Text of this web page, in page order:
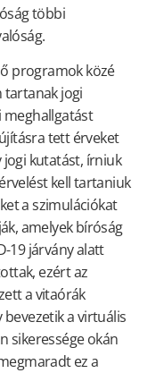
többi
programok közé
tartanak jogi
meghallgatást
tett érveket
jogi kutatást, írniuk
kell tartaniuk
a szimulációkat
amelyek bíróság
19 járvány alatt
ezért az
a vitaórák
a virtuális
sikeressége okán
ez a